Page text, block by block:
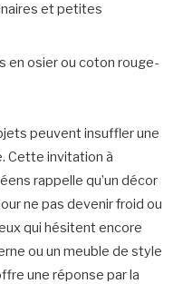
et petites
en osier ou coton rouge-
peuvent insuffler une
Cette invitation à
rappelle qu’un décor
ne pas devenir froid ou
qui hésitent encore
ou un meuble de style
une réponse par la